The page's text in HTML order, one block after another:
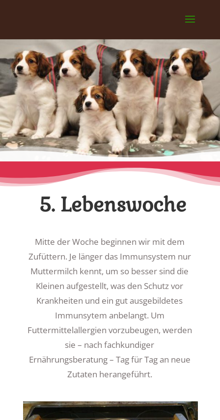
5. Lebenswoche
Mitte der Woche beginnen wir mit dem
Zufüttern. Je länger das Immunsystem nur
Muttermilch kennt, um so besser sind die
Kleinen aufgestellt, was den Schutz vor
Krankheiten und ein gut ausgebildetes
Immunsytem anbelangt. Um
Futtermittelallergien vorzubeugen, werden
sie – nach fachkundiger
Ernährungsberatung – Tag für Tag an neue
Zutaten herangeführt.